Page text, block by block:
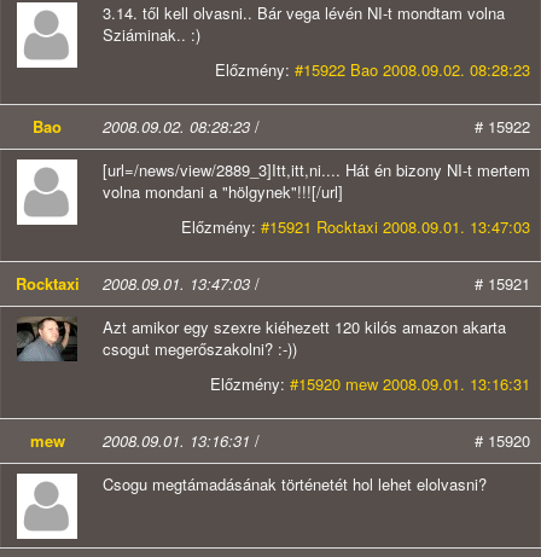
3.14. től kell olvasni.. Bár vega lévén NI-t mondtam volna
Sziáminak.. :)
Előzmény: #15922 Bao 2008.09.02. 08:28:23
Bao 2008.09.02. 08:28:23 /
# 15922
[url=/news/view/2889_3]Itt,itt,ni.... Hát én bizony NI-t mertem
volna mondani a "hölgynek"!!![/url]
Előzmény: #15921 Rocktaxi 2008.09.01. 13:47:03
Rocktaxi 2008.09.01. 13:47:03 /
# 15921
Azt amikor egy szexre kiéhezett 120 kilós amazon akarta
csogut megerőszakolni? :-))
Előzmény: #15920 mew 2008.09.01. 13:16:31
mew 2008.09.01. 13:16:31 /
# 15920
Csogu megtámadásának történetét hol lehet elolvasni?